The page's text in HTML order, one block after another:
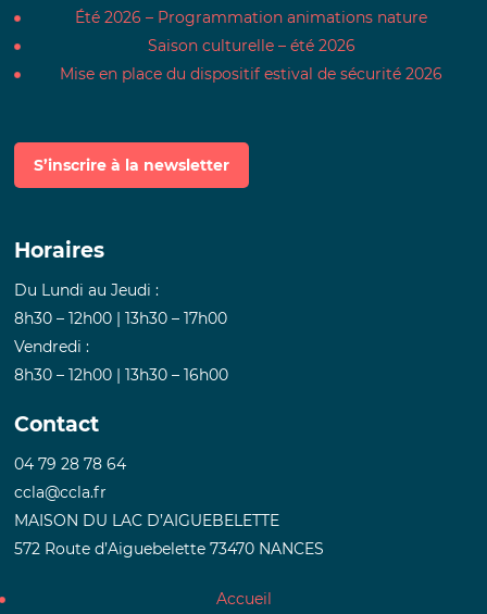
Été 2026 – Programmation animations nature
Saison culturelle – été 2026
Mise en place du dispositif estival de sécurité 2026
S’inscrire à la newsletter
Horaires
Du Lundi au Jeudi :
8h30 – 12h00 | 13h30 – 17h00
Vendredi :
8h30 – 12h00 | 13h30 – 16h00
Contact
04 79 28 78 64
ccla@ccla.fr
MAISON DU LAC D’AIGUEBELETTE
572 Route d’Aiguebelette 73470 NANCES
Accueil